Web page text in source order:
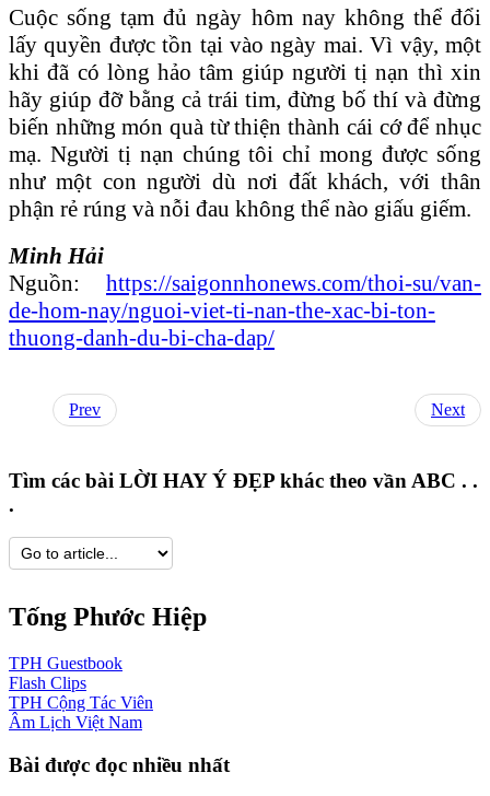
Cuộc sống tạm đủ ngày hôm nay không thể đổi
lấy quyền được tồn tại vào ngày mai. Vì vậy, một
khi đã có lòng hảo tâm giúp người tị nạn thì xin
hãy giúp đỡ bằng cả trái tim, đừng bố thí và đừng
biến những món quà từ thiện thành cái cớ để nhục
mạ. Người tị nạn chúng tôi chỉ mong được sống
như một con người dù nơi đất khách, với thân
phận rẻ rúng và nỗi đau không thể nào giấu giếm.
Minh Hải
Nguồn: https://saigonnhonews.com/thoi-su/van-
de-hom-nay/nguoi-viet-ti-nan-the-xac-bi-ton-
thuong-danh-du-bi-cha-dap/
Prev Next
Tìm các bài LỜI HAY Ý ĐẸP khác theo vần ABC . .
.
Tống Phước Hiệp
TPH Guestbook
Flash Clips
TPH Cộng Tác Viên
Âm Lịch Việt Nam
Bài được đọc nhiều nhất